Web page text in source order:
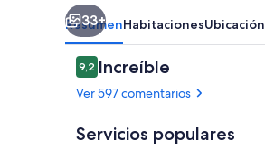
33+
ResumenHabitacionesUbicación
Comentarios
9,29,2 de 10
Increíble
Ver 597 comentarios
Servicios populares